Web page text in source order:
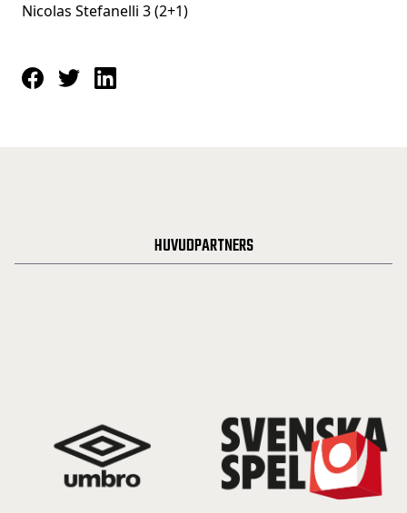
Nicolas Stefanelli 3 (2+1)
HUVUDPARTNERS